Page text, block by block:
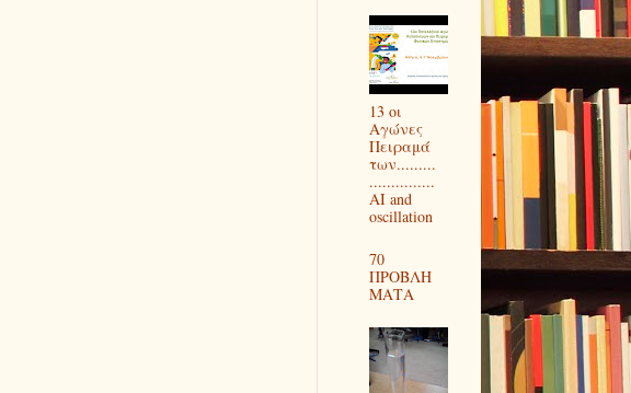
13 οι
Αγώνες
Πειραμά
των.........
...............
AI and
oscillation
70
ΠΡΟΒΛΗ
ΜΑΤΑ